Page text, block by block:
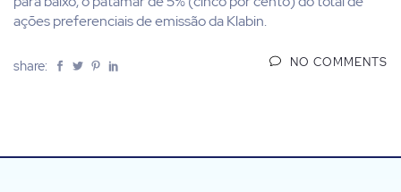
ações preferenciais de emissão da Klabin.
share: NO COMMENTS